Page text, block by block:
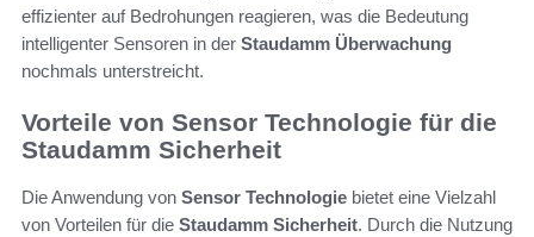
effizienter auf Bedrohungen reagieren, was die Bedeutung
intelligenter Sensoren in der Staudamm Überwachung
nochmals unterstreicht.
Vorteile von Sensor Technologie für die
Staudamm Sicherheit
Die Anwendung von Sensor Technologie bietet eine Vielzahl
von Vorteilen für die Staudamm Sicherheit. Durch die Nutzung